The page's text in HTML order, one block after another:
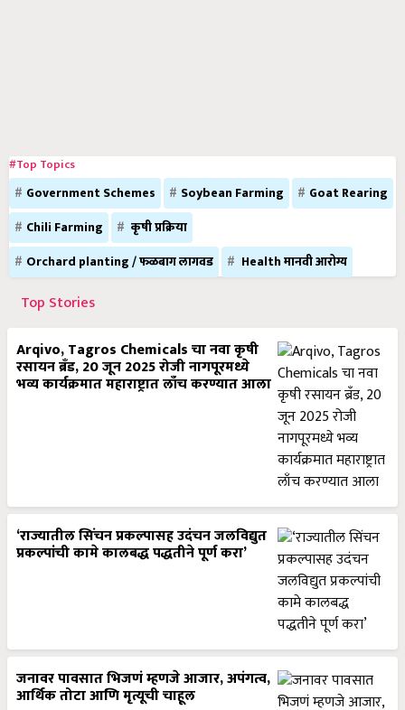
#Top Topics
Government Schemes Soybean Farming
Goat Rearing
Chili Farming
कृषी प्रक्रिया
Orchard planting / फळबाग लागवड
Health मानवी आरोग्य
Top Stories
Arqivo, Tagros Chemicals चा नवा कृषी
रसायन ब्रँड, 20 जून 2025 रोजी नागपूरमध्ये
भव्य कार्यक्रमात महाराष्ट्रात लाँच करण्यात आला
‘राज्यातील सिंचन प्रकल्पासह उदंचन जलविद्युत
प्रकल्पांची कामे कालबद्ध पद्धतीने पूर्ण करा’
जनावर पावसात भिजणं म्हणजे आजार, अपंगत्व,
आर्थिक तोटा आणि मृत्यूची चाहूल